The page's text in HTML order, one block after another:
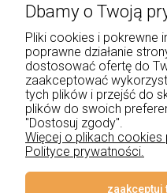
Dbamy o Twoją
Pliki cookies i pokrewne
poprawne działanie
dostosować ofertę do
zaakceptować
tych plików i przejść do
plików do swoich
"Dostosuj zgody".
Więcej o plikach
Polityce prywatności.
zaakceptuj